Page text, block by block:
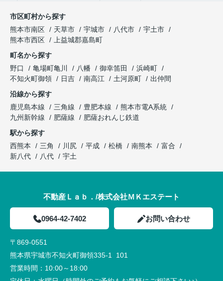
市区町村から探す
熊本市南区
天草市 宇城市 八代市
宇土市
熊本市西区
上益城郡嘉島町
町名から探す
野口
亀場町亀川 八幡 御幸笛田
浜崎町
不知火町御領
日吉 南高江 土河原町
出仲間
沿線から探す
鹿児島本線
三角線 豊肥本線
熊本市電A系統
九州新幹線
肥薩線
肥薩おれんじ鉄道
駅から探す
西熊本
三角 川尻 平成 松橋 南熊本
富合
新八代
八代 宇土
不動産Ｌａｂ．/株式会社ＭＫエステート
0964-42-7402 お問い合わせ
〒869-0551
熊本県宇城市不知火町御領335-1 101
営業時間： 10:00～18:00